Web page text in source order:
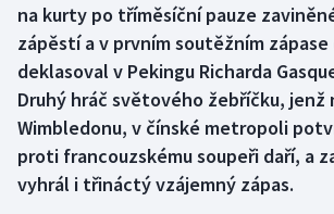
Box
Curling
Dostihy
Florbal
na kurty po tříměsíční pauze
zápěstí a v prvním soutěžním
deklasoval v Pekingu Richarda
Druhý hráč světového žebříčku, jenž
Wimbledonu, v čínské metropoli
proti francouzskému soupeři daří, a
vyhrál i třináctý vzájemný zápas.